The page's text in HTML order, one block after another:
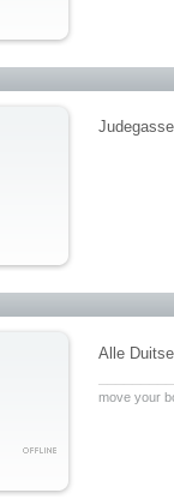
Judegasse
Alle
move your